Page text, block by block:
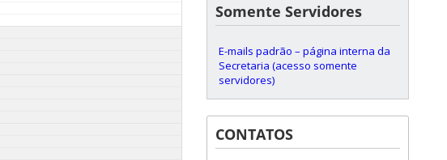
Somente Servidores
E-mails padrão – página interna da
Secretaria (acesso somente
servidores)
CONTATOS